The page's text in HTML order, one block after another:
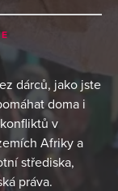
dárců, jako jste
doma i
v
Afriky a
střediska,
práva.